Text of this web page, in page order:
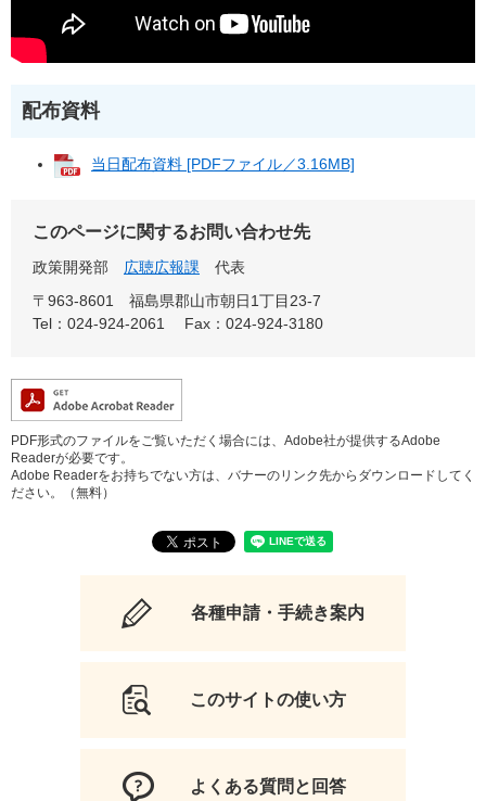
配布資料
当日配布資料 [PDFファイル／3.16MB]
このページに関するお問い合わせ先
政策開発部 広聴広報課
代表
〒963-8601
福島県郡山市朝日1丁目23-7
Tel：024-924-2061
Fax：024-924-3180
PDF形式のファイルをご覧いただく場合には、Adobe社が提供するAdobe
Readerが必要です。
Adobe Readerをお持ちでない方は、バナーのリンク先からダウンロードしてく
ださい。（無料）
各種申請・手続き案内
このサイトの使い方
よくある質問と回答